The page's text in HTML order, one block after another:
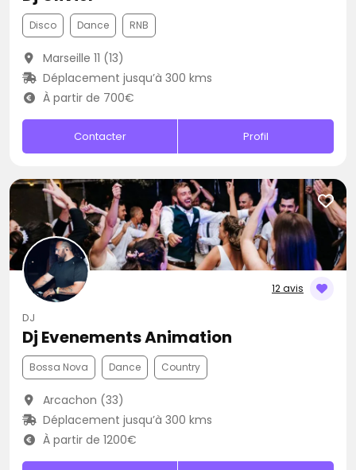
Disco Dance RNB
Marseille 11 (13)
Déplacement jusqu’à 300 kms
À partir de 700€
Contacter Profil
12 avis
DJ
Dj Evenements Animation
Bossa Nova Dance Country
Arcachon (33)
Déplacement jusqu’à 300 kms
À partir de 1200€